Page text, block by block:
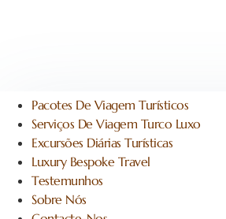
Pacotes De Viagem Turísticos
Serviços De Viagem Turco Luxo
Excursões Diárias Turísticas
Luxury Bespoke Travel
Testemunhos
Sobre Nós